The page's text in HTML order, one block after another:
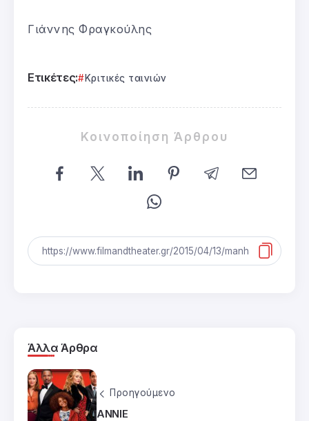
Γιάννης Φραγκούλης
Ετικέτες: Κριτικές ταινιών
Κοινοποίηση Άρθρου
Άλλα Άρθρα
Προηγούμενο
ANNIE